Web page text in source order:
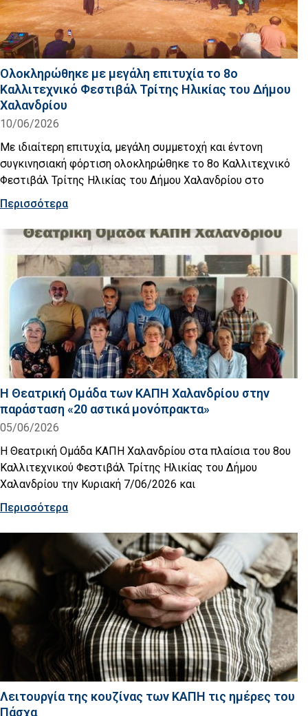
Ολοκληρώθηκε με μεγάλη επιτυχία το 8ο
Καλλιτεχνικό Φεστιβάλ Τρίτης Ηλικίας του Δήμου
Χαλανδρίου
10/06/2026
Με ιδιαίτερη επιτυχία, μεγάλη συμμετοχή και έντονη
συγκινησιακή φόρτιση ολοκληρώθηκε το 8ο Καλλιτεχνικό
Φεστιβάλ Τρίτης Ηλικίας του Δήμου Χαλανδρίου στο
Περισσότερα
Η Θεατρική Ομάδα των ΚΑΠΗ Χαλανδρίου στην
παράσταση «20 αστικά μονόπρακτα»
05/06/2026
Η Θεατρική Ομάδα ΚΑΠΗ Χαλανδρίου στα πλαίσια του 8ου
Καλλιτεχνικού Φεστιβάλ Τρίτης Ηλικίας του Δήμου
Χαλανδρίου την Κυριακή 7/06/2026 και
Περισσότερα
Λειτουργία της κουζίνας των ΚΑΠΗ τις ημέρες του
Πάσχα